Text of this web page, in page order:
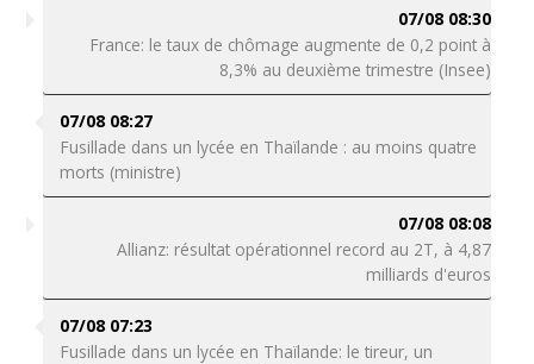
07/08 08:30
France: le taux de chômage augmente de 0,2 point à
8,3% au deuxième trimestre (Insee)
07/08 08:27
Fusillade dans un lycée en Thaïlande : au moins quatre
morts (ministre)
07/08 08:08
Allianz: résultat opérationnel record au 2T, à 4,87
milliards d'euros
07/08 07:23
Fusillade dans un lycée en Thaïlande: le tireur, un